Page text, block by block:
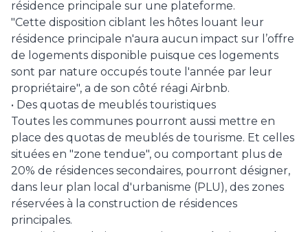
résidence principale sur une plateforme.
"Cette disposition ciblant les hôtes louant leur
résidence principale n'aura aucun impact sur l’offre
de logements disponible puisque ces logements
sont par nature occupés toute l'année par leur
propriétaire", a de son côté réagi Airbnb.
• Des quotas de meublés touristiques
Toutes les communes pourront aussi mettre en
place des quotas de meublés de tourisme. Et celles
situées en "zone tendue", ou comportant plus de
20% de résidences secondaires, pourront désigner,
dans leur plan local d'urbanisme (PLU), des zones
réservées à la construction de résidences
principales.